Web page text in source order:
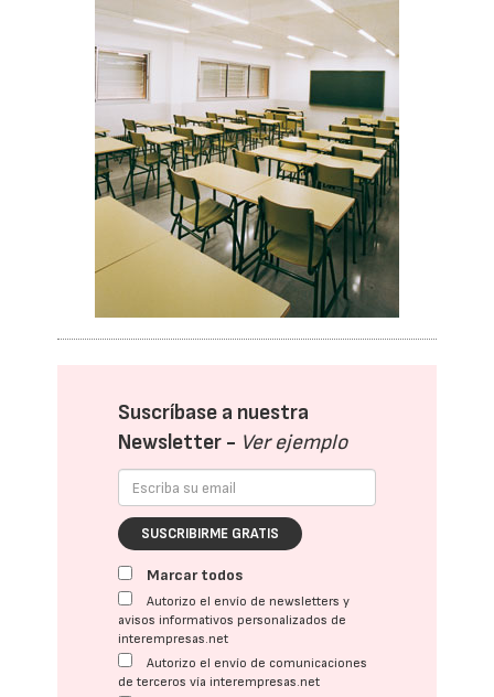
Suscríbase a nuestra
Newsletter - Ver ejemplo
SUSCRIBIRME GRATIS
Marcar todos
Autorizo el envío de newsletters y
avisos informativos personalizados de
interempresas.net
Autorizo el envío de comunicaciones
de terceros vía interempresas.net